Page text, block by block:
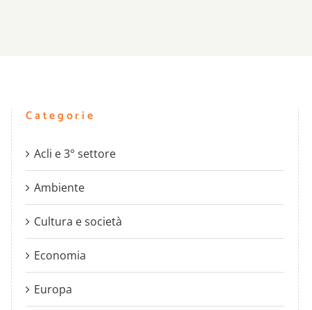
Categorie
Acli e 3° settore
Ambiente
Cultura e società
Economia
Europa